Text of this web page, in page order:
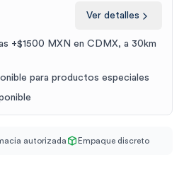
Ver detalles
+$1500 MXN en CDMX, a 30km
para productos especiales
autorizada Empaque discreto